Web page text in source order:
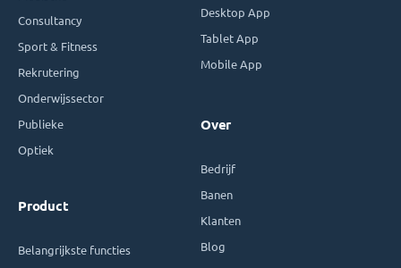
Consultancy
Sport & Fitness
Rekrutering
Onderwijssector
Publieke
Optiek
Product
Belangrijkste functies
Desktop App
Tablet App
Mobile App
Over
Bedrijf
Banen
Klanten
Blog